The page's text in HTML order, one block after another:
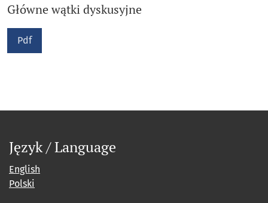
Główne wątki dyskusyjne
Pdf
Język / Language
English
Polski